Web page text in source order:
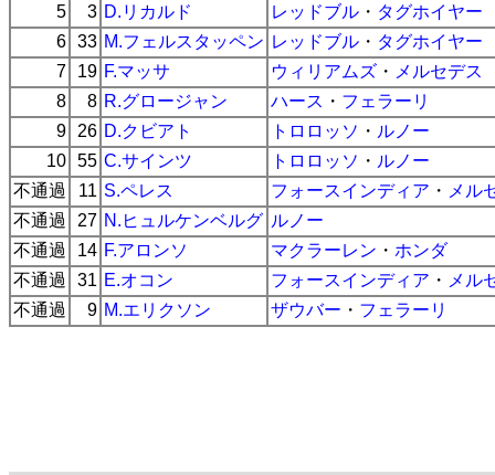
5
3 D.リカルド レッドブル ・ タグホイヤー
6 33 M.フェルスタッペン レッドブル ・ タグホイヤー
7
19 F.マッサ ウィリアムズ ・ メルセデス
8
8 R.グロージャン ハース ・ フェラーリ
9
26 D.クビアト トロロッソ ・ ルノー
10 55 C.サインツ トロロッソ ・ ルノー
不通過
11 S.ペレス フォースインディア ・ メル
不通過
27 N.ヒュルケンベルグ ルノー
不通過
14 F.アロンソ マクラーレン ・ ホンダ
不通過
31 E.オコン フォースインディア ・ メル
不通過
9 M.エリクソン ザウバー ・ フェラーリ